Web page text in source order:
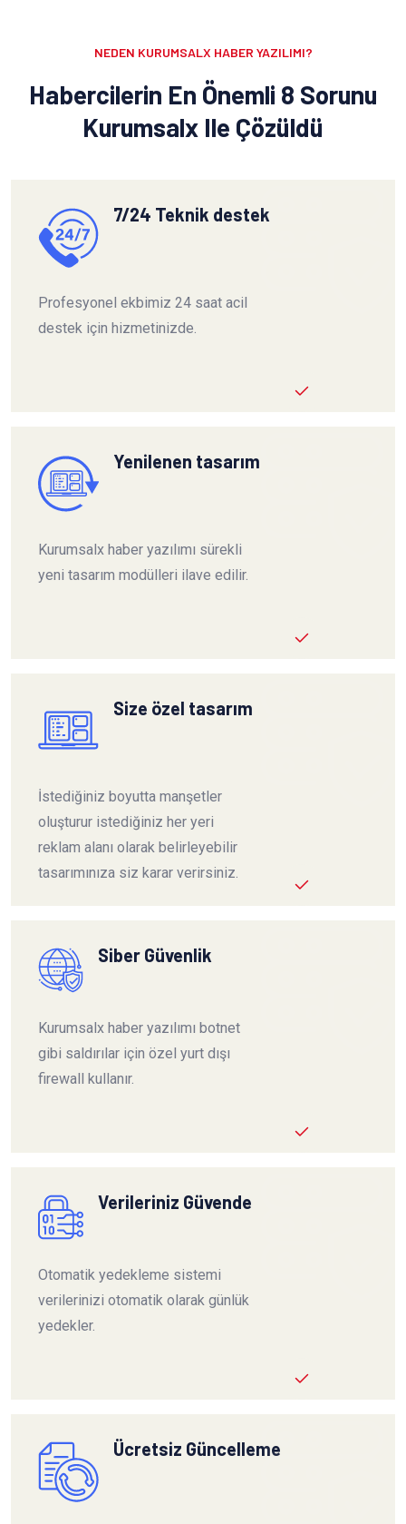
NEDEN KURUMSALX HABER YAZILIMI?
Habercilerin En Önemli 8 Sorunu
Kurumsalx Ile Çözüldü
7/24 Teknik destek
Profesyonel ekbimiz 24 saat acil
destek için hizmetinizde.
Yenilenen tasarım
Kurumsalx haber yazılımı sürekli
yeni tasarım modülleri ilave edilir.
Size özel tasarım
İstediğiniz boyutta manşetler
oluşturur istediğiniz her yeri
reklam alanı olarak belirleyebilir
tasarımınıza siz karar verirsiniz.
Siber Güvenlik
Kurumsalx haber yazılımı botnet
gibi saldırılar için özel yurt dışı
firewall kullanır.
Verileriniz Güvende
Otomatik yedekleme sistemi
verilerinizi otomatik olarak günlük
yedekler.
Ücretsiz Güncelleme